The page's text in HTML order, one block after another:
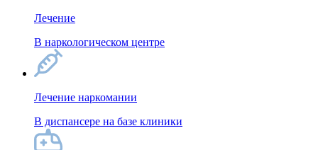
Лечение
В наркологическом центре
Лечение наркомании
В диспансере на базе клиники